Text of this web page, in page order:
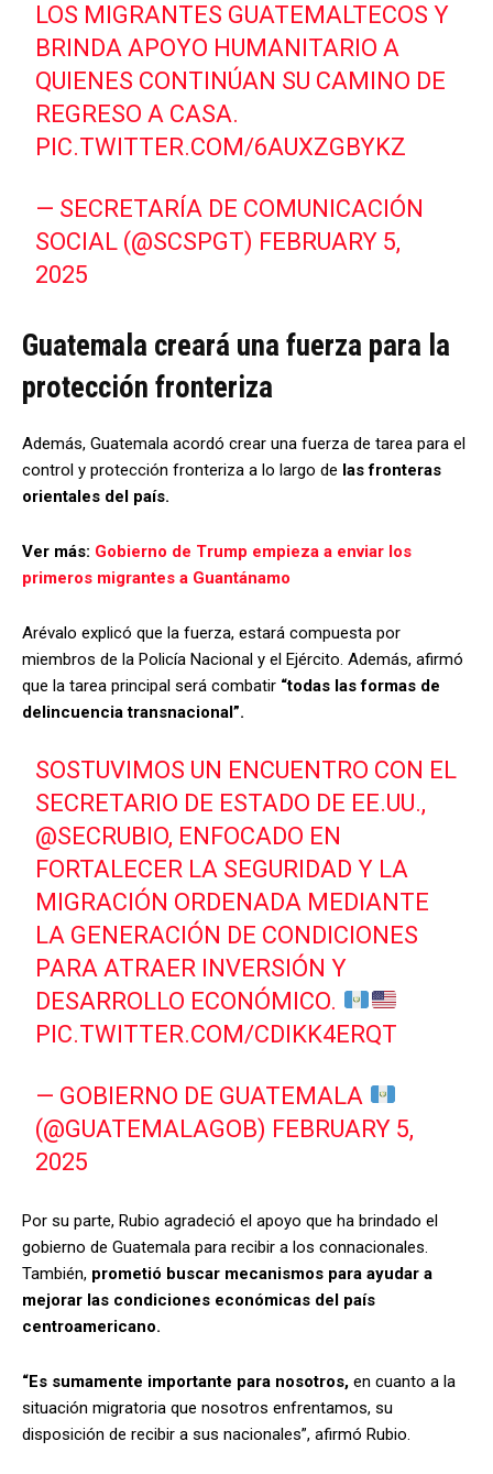
LOS MIGRANTES GUATEMALTECOS Y
BRINDA APOYO HUMANITARIO A
QUIENES CONTINÚAN SU CAMINO DE
REGRESO A CASA.
PIC.TWITTER.COM/6AUXZGBYKZ
— SECRETARÍA DE COMUNICACIÓN
SOCIAL (@SCSPGT) FEBRUARY 5,
2025
Guatemala creará una fuerza para la
protección fronteriza
Además, Guatemala acordó crear una fuerza de tarea para el
control y protección fronteriza a lo largo de las fronteras
orientales del país.
Ver más: Gobierno de Trump empieza a enviar los
primeros migrantes a Guantánamo
Arévalo explicó que la fuerza, estará compuesta por
miembros de la Policía Nacional y el Ejército. Además, afirmó
que la tarea principal será combatir “todas las formas de
delincuencia transnacional”.
SOSTUVIMOS UN ENCUENTRO CON EL
SECRETARIO DE ESTADO DE EE.UU.,
@SECRUBIO, ENFOCADO EN
FORTALECER LA SEGURIDAD Y LA
MIGRACIÓN ORDENADA MEDIANTE
LA GENERACIÓN DE CONDICIONES
PARA ATRAER INVERSIÓN Y
DESARROLLO ECONÓMICO.
PIC.TWITTER.COM/CDIKK4ERQT
— GOBIERNO DE GUATEMALA
(@GUATEMALAGOB) FEBRUARY 5,
2025
Por su parte, Rubio agradeció el apoyo que ha brindado el
gobierno de Guatemala para recibir a los connacionales.
También, prometió buscar mecanismos para ayudar a
mejorar las condiciones económicas del país
centroamericano.
“Es sumamente importante para nosotros, en cuanto a la
situación migratoria que nosotros enfrentamos, su
disposición de recibir a sus nacionales”, afirmó Rubio.